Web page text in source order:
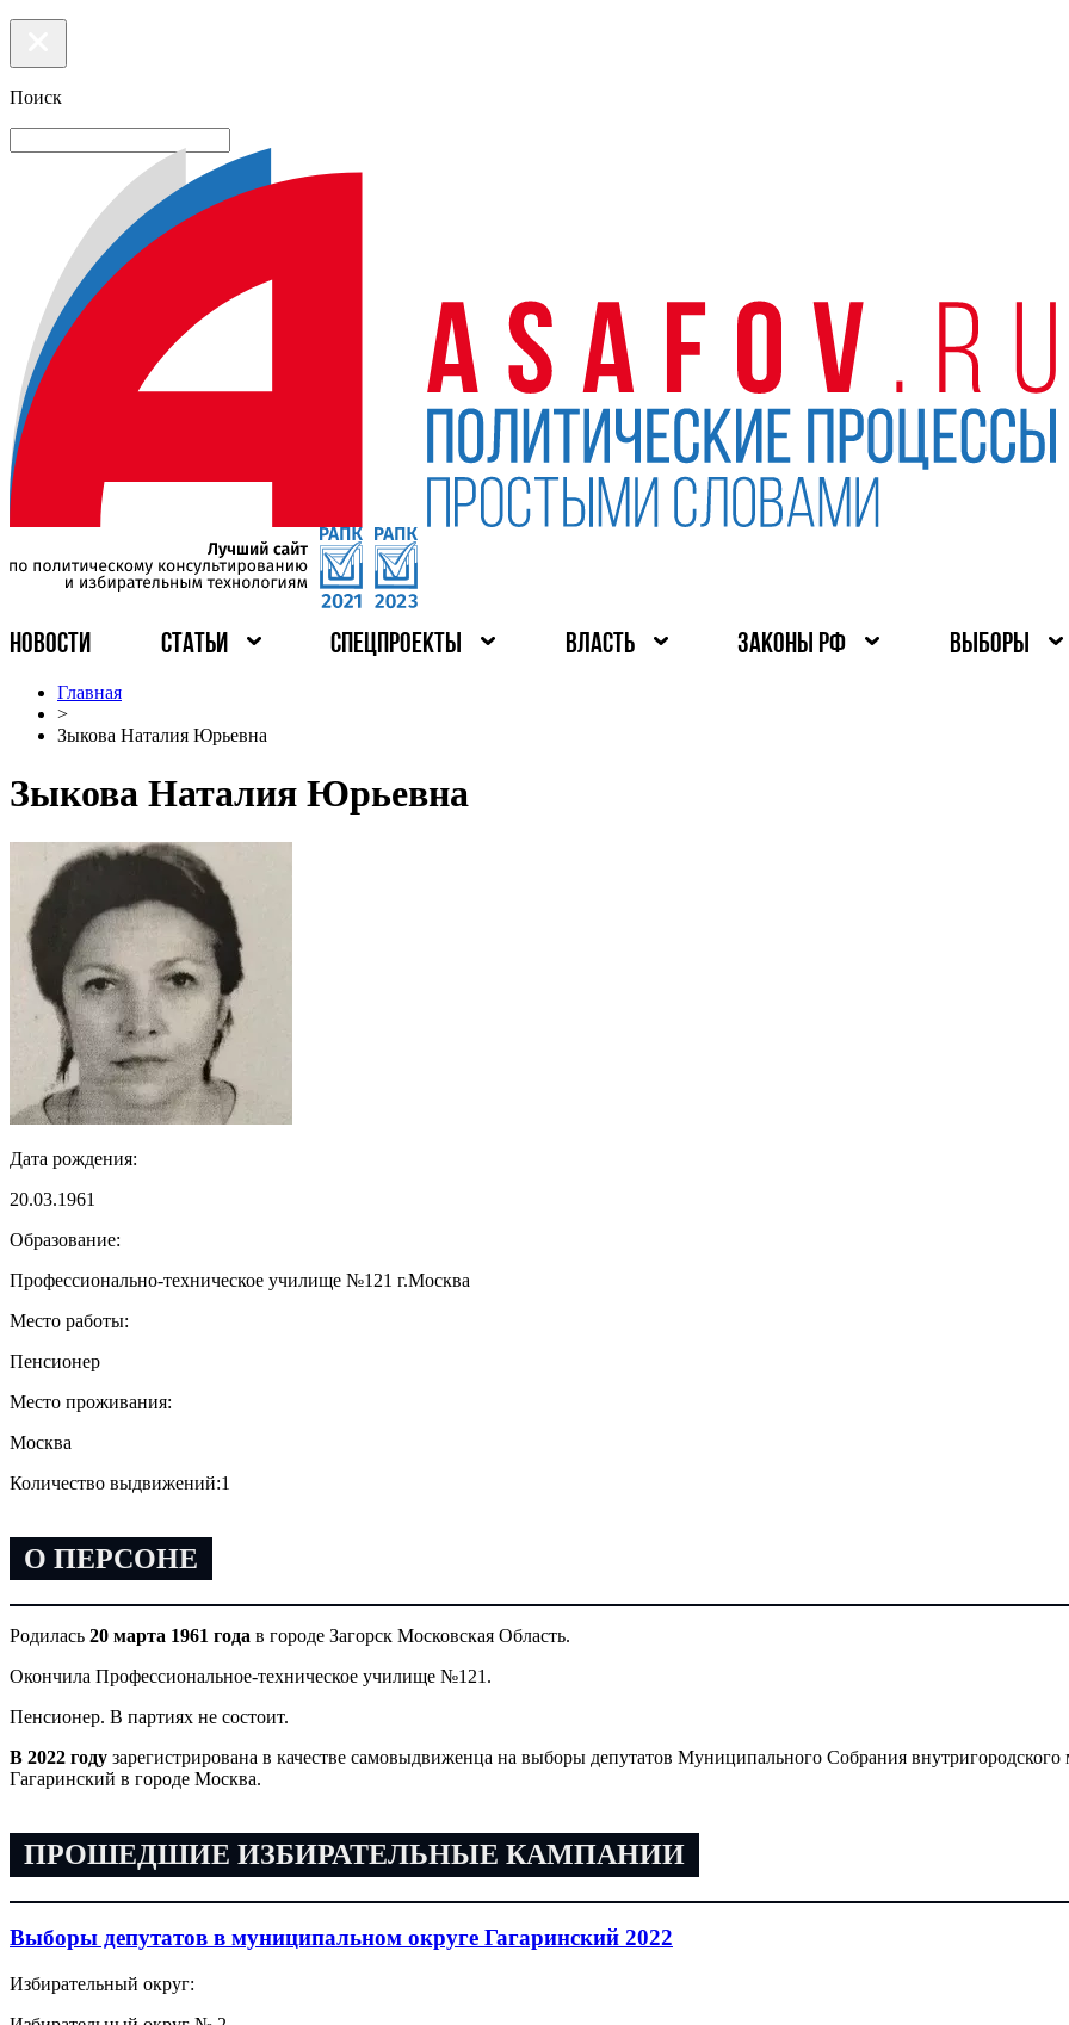
Поиск
НОВОСТИ СТАТЬИ СПЕЦПРОЕКТЫ ВЛАСТЬ ЗАКОНЫ РФ ВЫБОРЫ
Главная
>
Зыкова Наталия Юрьевна
Зыкова Наталия Юрьевна
Дата рождения:
20.03.1961
Образование:
Профессионально-техническое училище №121 г.Москва
Место работы:
Пенсионер
Место проживания:
Москва
Количество выдвижений:1
О ПЕРСОНЕ
Родилась 20 марта 1961 года в городе Загорск Московская Область.
Окончила Профессиональное-техническое училище №121.
Пенсионер. В партиях не состоит.
В 2022 году зарегистрирована в качестве самовыдвиженца на выборы депутатов Муниципального Собрания
Гагаринский в городе Москва.
ПРОШЕДШИЕ ИЗБИРАТЕЛЬНЫЕ КАМПАНИИ
Выборы депутатов в муниципальном округе Гагаринский 2022
Избирательный округ: